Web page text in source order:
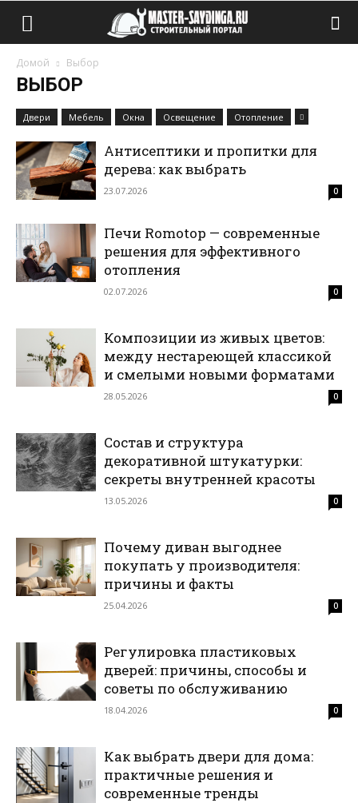
Домой Выбор
ВЫБОР
Двери Мебель Окна Освещение Отопление
Антисептики и пропитки для
дерева: как выбрать
23.07.2026 0
Печи Romotop — современные
решения для эффективного
отопления
02.07.2026 0
Композиции из живых цветов:
между нестареющей классикой
и смелыми новыми форматами
28.05.2026 0
Состав и структура
декоративной штукатурки:
секреты внутренней красоты
13.05.2026 0
Почему диван выгоднее
покупать у производителя:
причины и факты
25.04.2026 0
Регулировка пластиковых
дверей: причины, способы и
советы по обслуживанию
18.04.2026 0
Как выбрать двери для дома:
практичные решения и
современные тренды